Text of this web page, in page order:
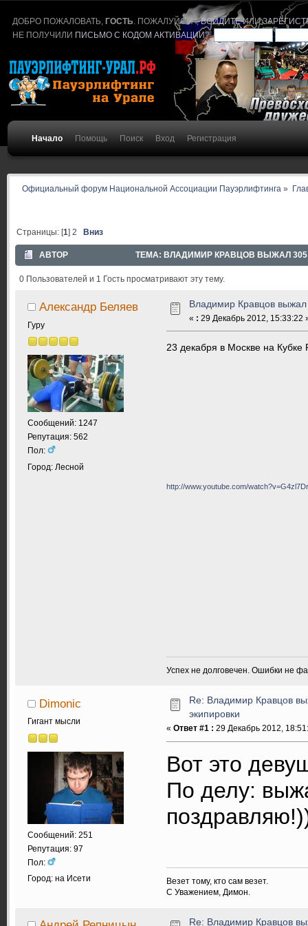
ДОБРО ПОЖАЛОВАТЬ,ГОСТЬ . ПОЖАЛУЙСТА,ВОЙДИТЕИЛИ
НЕ ПОЛУЧИЛИ ПИСЬМО С КОДОМ АКТИВАЦИИ?
Начало Помощь Поиск Вход Регистрация
Официальный форум Национальной Ассоциации Пауэрлифтинга »
Страницы: [1]2 Вниз
АВТОР ТЕМА: ВЛАДИМИР КРАВЦОВ ВЫЖАЛ 305
0 Пользователей и 1 Гость просматривают эту тему.
Александр Беляев
Гуру
Сообщений: 1247
Репутация: 562
Пол:
Город: Лесной
Владимир Кравцов выжал
« : 29 Декабрь 2012, 15:33:22
23 декабря в Москве на Кубке
http://www.youtube.com/
Успех не долговечен. Ошибки не
Dimonic
Гигант мысли
Сообщений: 251
Репутация: 97
Пол:
Город: на Исети
Re: Владимир Кравцов
экипировки
« Ответ #1 : 29 Декабрь 2012,
Вот это
По делу:
Везет тому, кто сам везет.
С Уважением, Димон.
Re: Владимир Кравцов